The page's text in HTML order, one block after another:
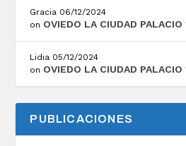
Gracia 06/12/2024
on OVIEDO LA CIUDAD
Lidia 05/12/2024
on OVIEDO LA CIUDAD
PUBLICACIONES